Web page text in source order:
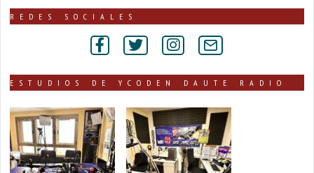
publicadas
REDES SOCIALES
ESTUDIOS DE YCODEN DAUTE RADIO